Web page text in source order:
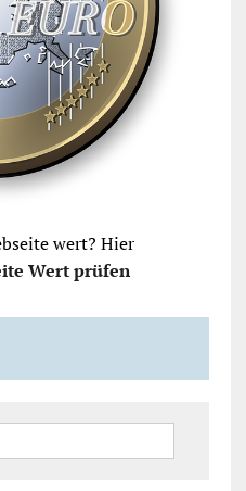
wert? Hier
Wert prüfen